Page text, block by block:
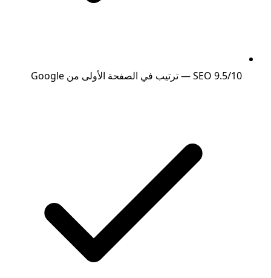
SEO 9.5/10 — ترتيب في الصفحة الأولى من Google